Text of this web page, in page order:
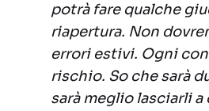
potrà fare qualche
riapertura. Non
errori estivi. Ogni
rischio. So che sarà
sarà meglio lasciarli a